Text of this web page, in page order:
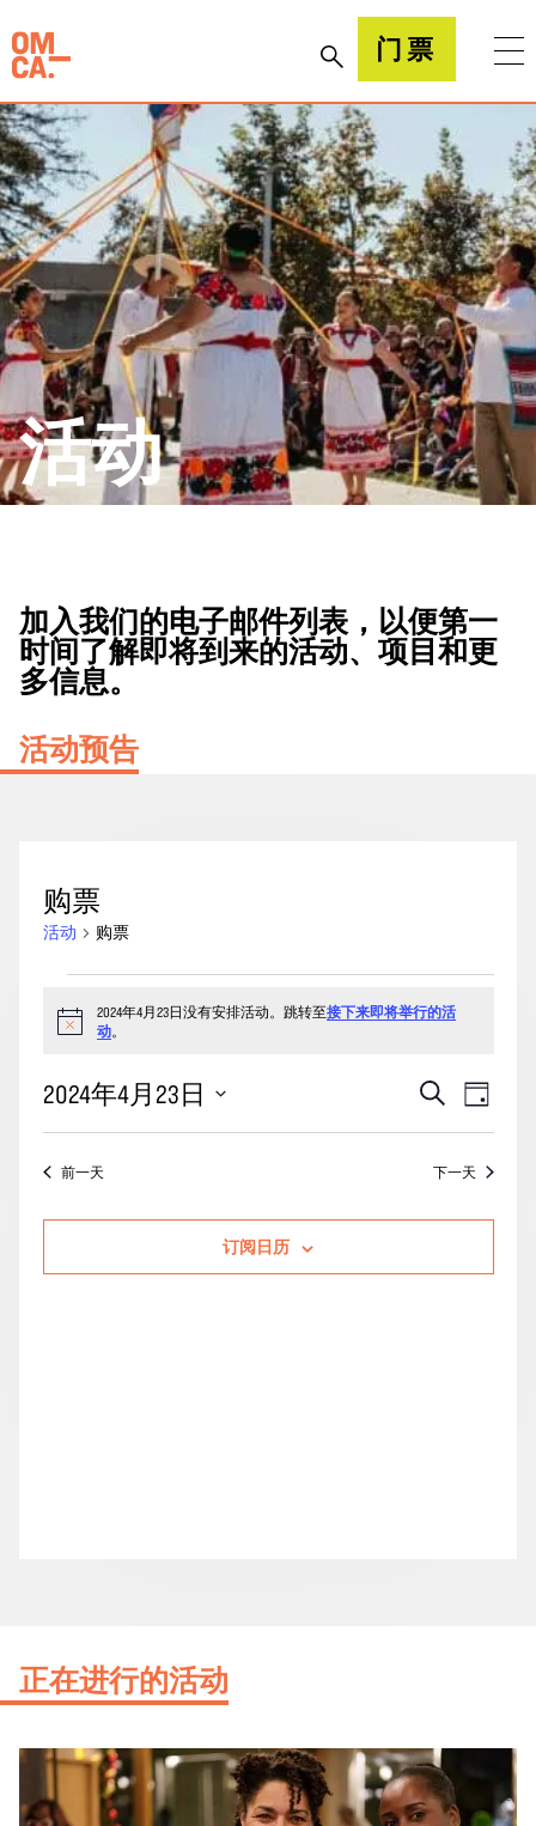
到
内
容
加州奥克兰博物馆(OMCA) 门票
活动
加入我们的电子邮件列表，以便第一
时间了解即将到来的活动、项目和更
多信息。
活动预告
购票
活动 购票
年
月
23
日
的
活
通
2024年4月23日没有安排活动。跳转至接下来即将举行的活
动。
活
动
搜
索
和
搜
事
件
视
导
天
2024年4月23日
日
前一天 下一天
订阅日历
正在进行的活动